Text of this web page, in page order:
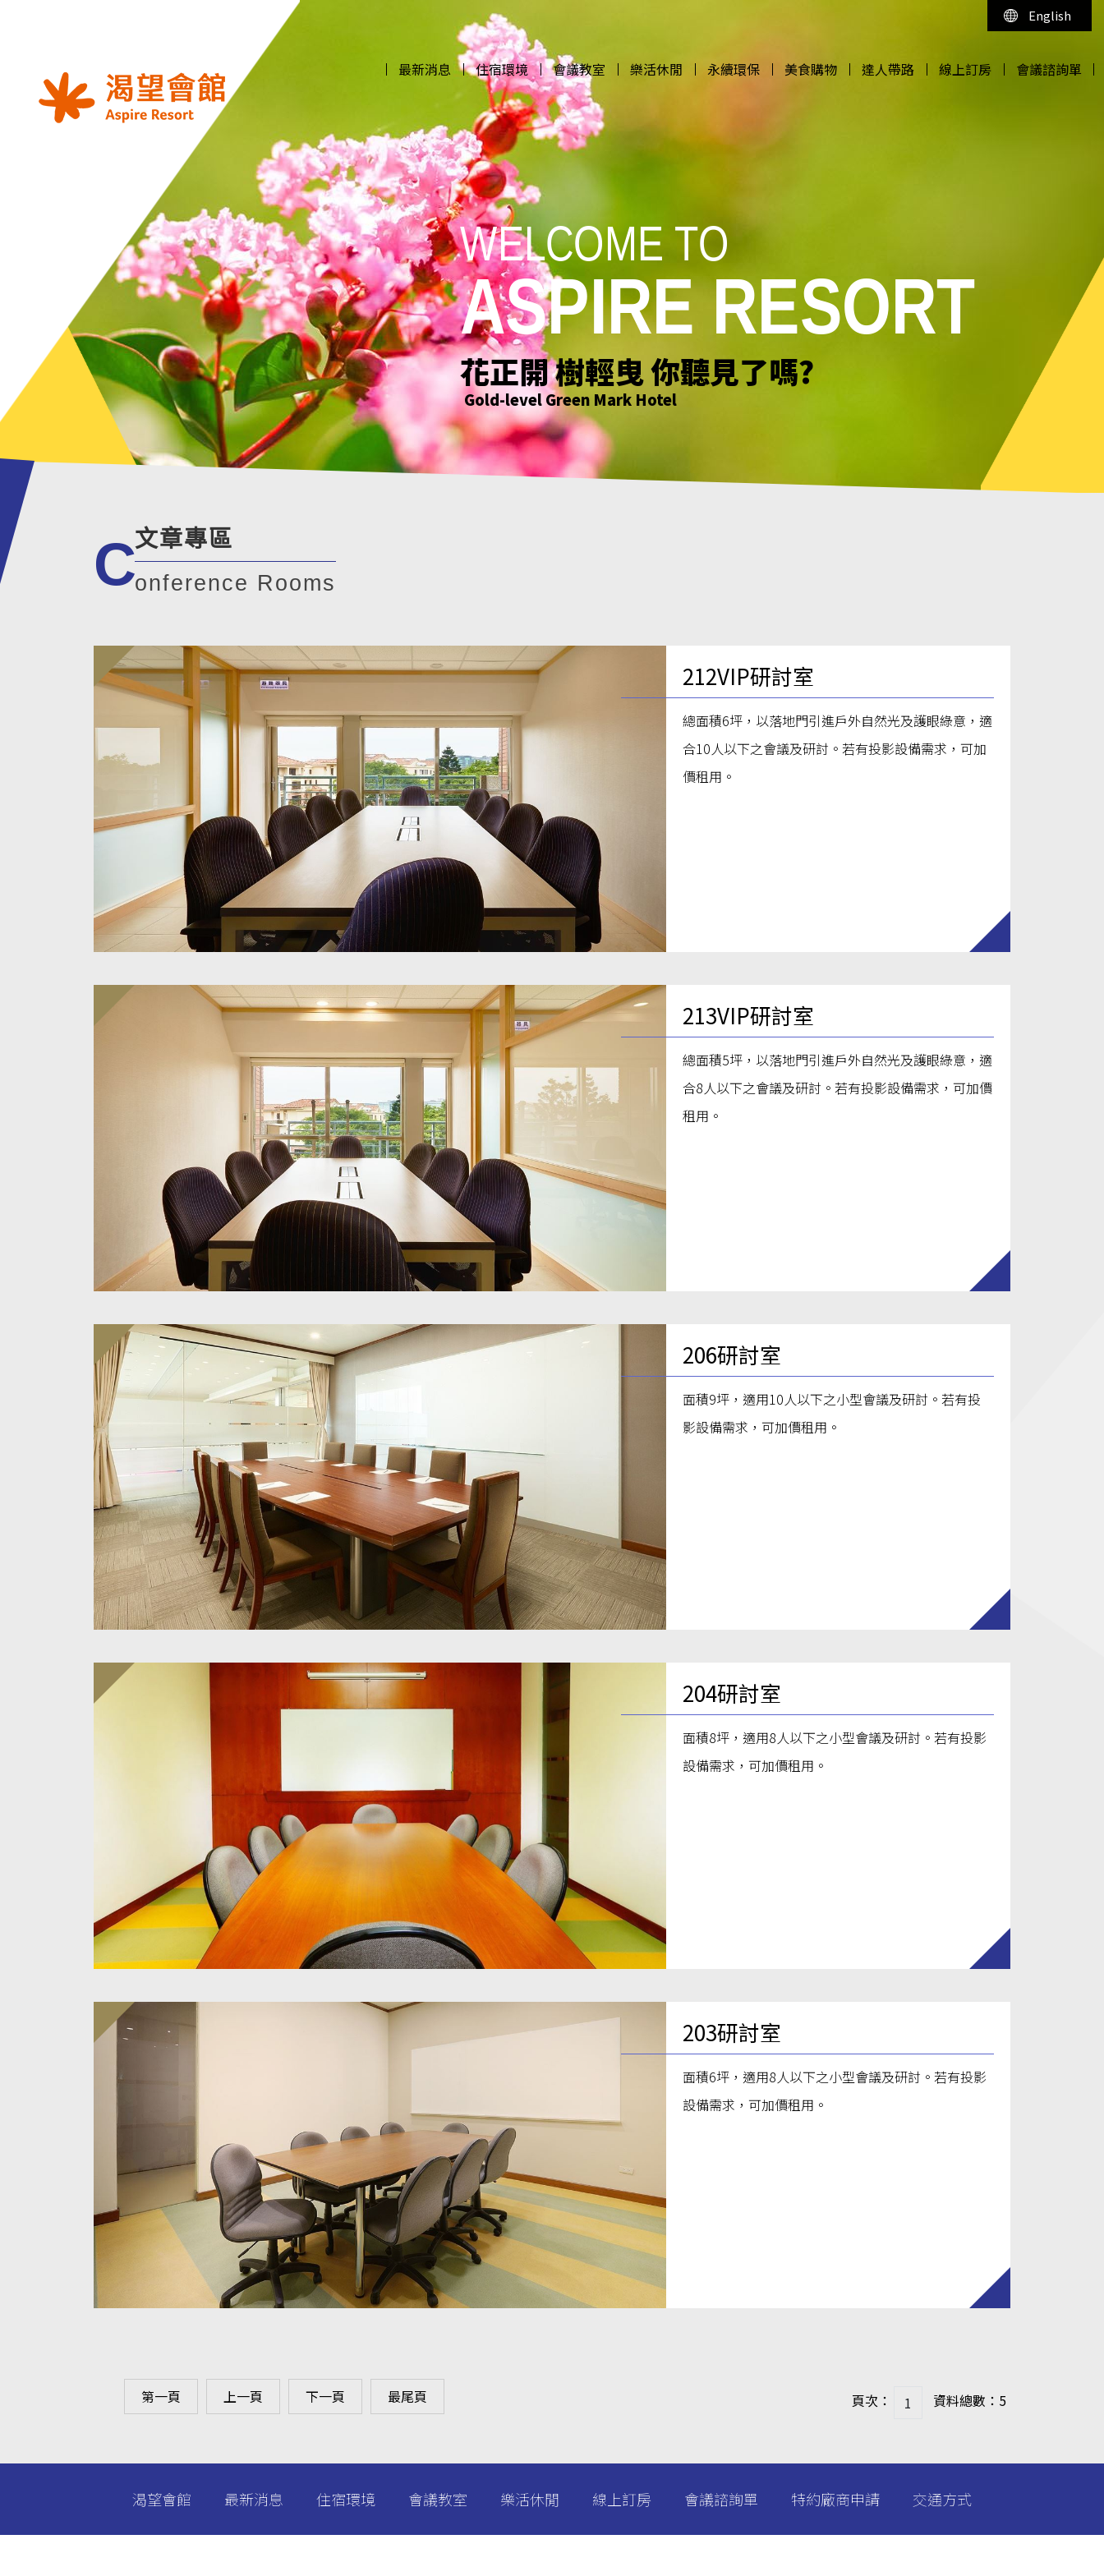
最新消息
住宿環境
住宿環境
會議教室
樂活休閒
永續環保
美食購物
達人帶路
線上訂房
會議諮詢單
English
WELCOME TO
ASPIRE RESORT
花正開 樹輕曳 你聽見了嗎?
Gold-level Green Mark Hotel
WELCOME TO
ASPIRE RESORT
只要席地而坐 小確幸不用等待
Gold-level Green Mark Hotel
WELCOME TO
ASPIRE RESORT
綠意萌動迎朝曦
Gold-level Green Mark Hotel
WELCOME TO
ASPIRE RESORT
花正開 樹輕曳 你聽見了嗎?
Gold-level Green Mark Hotel
文章專區
Conference Rooms
212VIP研討室
總面積6坪，以落地門引進戶外自然光及護眼綠意，適
合10人以下之會議及研討。若有投影設備需求，可加
價租用。
213VIP研討室
總面積5坪，以落地門引進戶外自然光及護眼綠意，適
合8人以下之會議及研討。若有投影設備需求，可加價
租用。
206研討室
面積9坪，適用10人以下之小型會議及研討。若有投
影設備需求，可加價租用。
204研討室
面積8坪，適用8人以下之小型會議及研討。若有投影
設備需求，可加價租用。
203研討室
面積6坪，適用8人以下之小型會議及研討。若有投影
設備需求，可加價租用。
第一頁 上一頁 下一頁 最尾頁 頁次： 資料總數：5
渴望會館 最新消息 住宿環境 會議教室 樂活休閒 線上訂房 會議諮詢單 特約廠商申請 交通方式